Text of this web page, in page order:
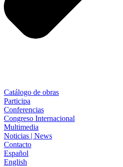
Catálogo de obras
Participa
Conferencias
Congreso Internacional
Multimedia
Noticias | News
Contacto
Español
English